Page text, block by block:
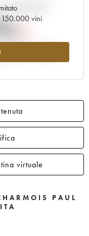
150.000 vini
tempo reale
2001 nel 2026
virtuale
PAUL